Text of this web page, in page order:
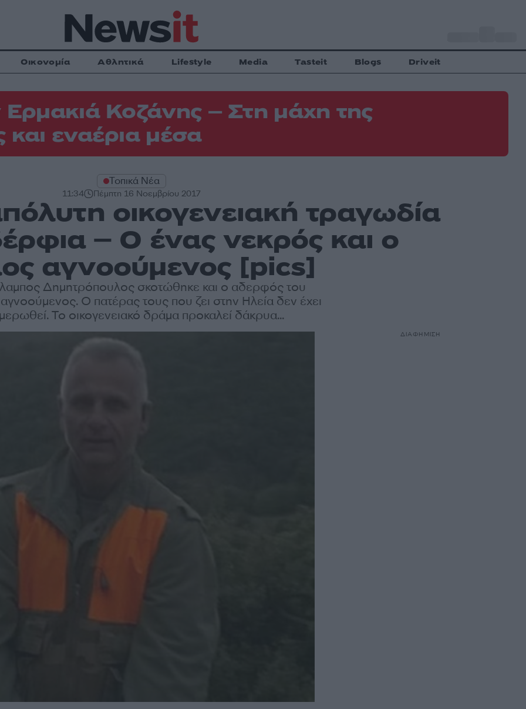
Οικονομία Αθλητικά Lifestyle Media Tasteit Blogs Driveit
Κοζάνης – Στη μάχη της
εναέρια μέσα
Τοπικά Νέα
11:34 Πέμπτη 16 Νοεμβρίου 2017
οικογενειακή τραγωδία
– Ο ένας νεκρός και ο
αγνοούμενος [pics]
Δημητρόπουλος σκοτώθηκε και ο αδερφός του
Ο πατέρας τους που ζει στην Ηλεία δεν έχει
Το οικογενειακό δράμα προκαλεί δάκρυα...
ΔΙΑΦΗΜΙΣΗ